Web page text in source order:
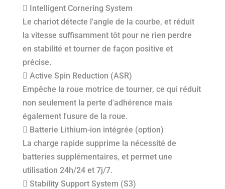
 Intelligent Cornering System
Le chariot détecte l'angle de la courbe, et réduit
la vitesse suffisamment tôt pour ne rien perdre
en stabilité et tourner de façon positive et
précise.
 Active Spin Reduction (ASR)
Empêche la roue motrice de tourner, ce qui réduit
non seulement la perte d'adhérence mais
également l'usure de la roue.
 Batterie Lithium-ion intégrée (option)
La charge rapide supprime la nécessité de
batteries supplémentaires, et permet une
utilisation 24h/24 et 7j/7.
 Stability Support System (S3)